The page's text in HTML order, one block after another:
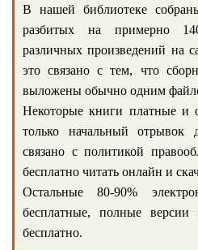
В нашей библиотеке
разбитых на примерно
различных произведений на
это связано с тем, что
выложены обычно одним
Некоторые книги платные и
только начальный отрывок
связано с политикой
бесплатно читать онлайн и
Остальные 80-90%
бесплатные, полные версии
бесплатно.